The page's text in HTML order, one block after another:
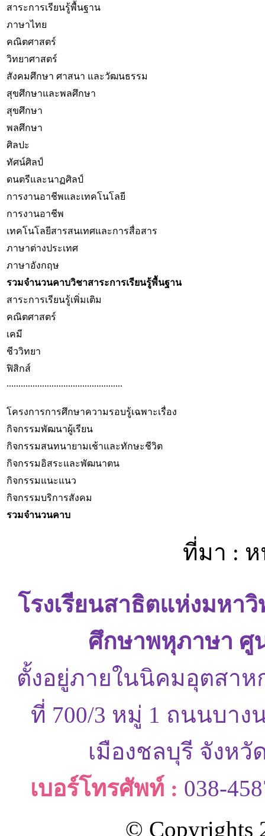
สาระการเรียนรู้พื้นฐาน
ภาษาไทย
คณิตศาสตร์
วิทยาศาสตร์
สังคมศึกษา ศาสนา และวัฒนธรรม
สุขศึกษาและพลศึกษา
สุขศึกษา
พลศึกษา
ศิลปะ
ทัศน์ศิลป์
ดนตรีและนาฏศิลป์
การงานอาชีพและเทคโนโลยี
การงานอาชีพ
เทคโนโลยีสารสนเทศและการสื่อสาร
ภาษาต่างประเทศ
ภาษาอังกฤษ
รวมจำนวนคาบวิชาสาระการเรียนรู้พื้นฐาน
สาระการเรียนรู้เพิ่มเติม
คณิตศาสตร์
เคมี
ชีววิทยา
ฟิสิกส์
.................................................
โครงการการศึกษาความรอบรู้เฉพาะเรื่อง
กิจกรรมพัฒนาผู้เรียน
กิจกรรมสนทนายามเช้าและทักษะชีวิต
กิจกรรมอิสระและพัฒนาตน
กิจกรรมแนะแนว
กิจกรรมบริการสังคม
รวมจำนวนคาบ
ที่มา :
โรงเรียนสาธิตแห่งมหา
ศึกษาพหุภาษา ศู
ตั้งอยู่ภายในนิคมอุตสาห
ที่ 700/3 หมู่ 1 ถนนบาง
เมืองชลบุรี จังห
เบอร์โทรศัพท์ : 038-
© Copyrights